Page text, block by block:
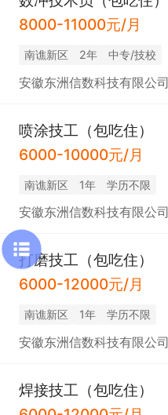
8000-11000元/月
南谯新区 2年 中专/技校
安徽东洲信数科技有限公司
喷涂技工（包吃住）
6000-10000元/月
南谯新区 1年 学历不限
安徽东洲信数科技有限公司
打磨技工（包吃住）
6000-12000元/月
南谯新区 1年 学历不限
安徽东洲信数科技有限公司
焊接技工（包吃住）